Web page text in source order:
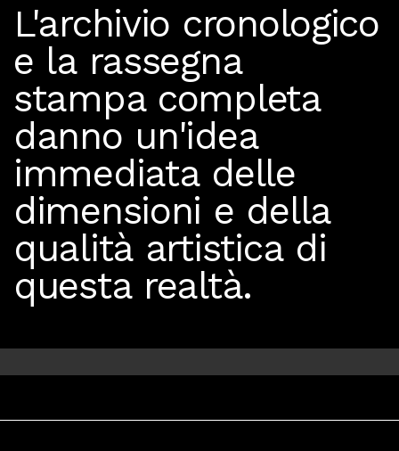
L'archivio cronologico
e la rassegna
stampa completa
danno un'idea
immediata delle
dimensioni e della
qualità artistica di
questa realtà.